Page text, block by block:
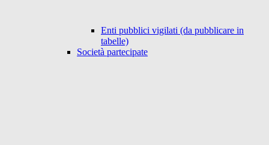
Enti pubblici vigilati (da pubblicare in
tabelle)
Società partecipate